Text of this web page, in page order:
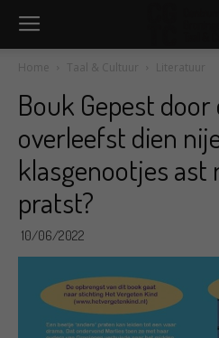
Home Taal & Cultuur Literatuur
Bouk Gepest
overleefst dien
klasgenootjes ast
pratst?
10/06/2022